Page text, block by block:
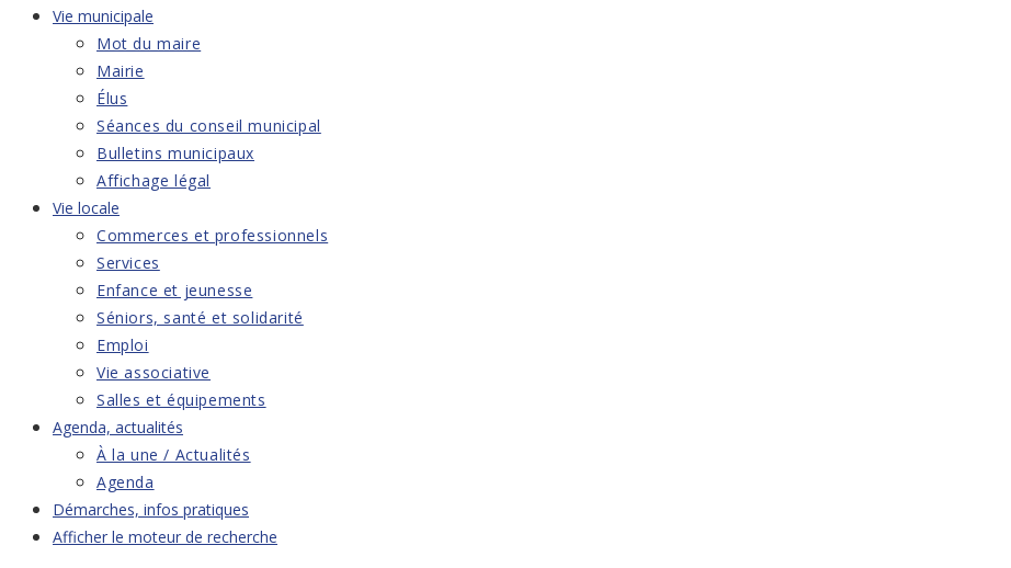
Vie municipale
Mot du maire
Mairie
Élus
Séances du conseil municipal
Bulletins municipaux
Affichage légal
Vie locale
Commerces et professionnels
Services
Enfance et jeunesse
Séniors, santé et solidarité
Emploi
Vie associative
Salles et équipements
Agenda, actualités
À la une / Actualités
Agenda
Démarches, infos pratiques
Afficher le moteur de recherche